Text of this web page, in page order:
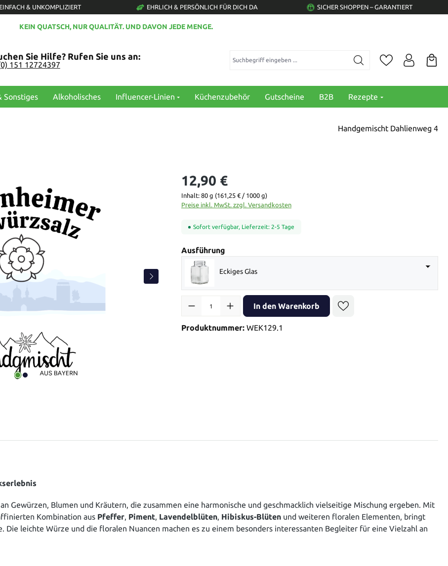
EINFACH & UNKOMPLIZIERT EHRLICH & PERSÖNLICH FÜR DICH DA SICHER SHOPPEN – GARANTIERT
KEIN QUATSCH, NUR QUALITÄT. UND DAVON JEDE MENGE.
Sie Hilfe? Rufen Sie uns an:
151 12724397
Suchbegriff eingeben ...
Sonstiges Alkoholisches Influencer-Linien Küchenzubehör Gutscheine B2B Rezepte
Handgemischt Dahlienweg 4
12,90 €
Inhalt: 80 g (161,25 € / 1000 g)
Preise inkl. MwSt. zzgl. Versandkosten
Sofort verfügbar, Lieferzeit: 2-5 Tage
Ausführung
Eckiges Glas
Produkt Anzahl: Gib den gewünschten Wert ein oder benutze die
In den Warenkorb
Produktnummer: WEK129.1
Gewürzen, Blumen und Kräutern, die zusammen eine harmonische und geschmacklich vielseitige Mischung ergeben. Mit
Kombination aus Pfeffer, Piment, Lavendelblüten, Hibiskus-Blüten und weiteren floralen Elementen, bringt
Die leichte Würze und die floralen Nuancen machen es zu einem besonders interessanten Begleiter für eine Vielzahl an